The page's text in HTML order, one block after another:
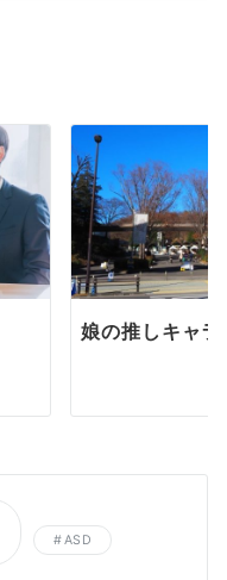
娘の推しキャラ
ASD